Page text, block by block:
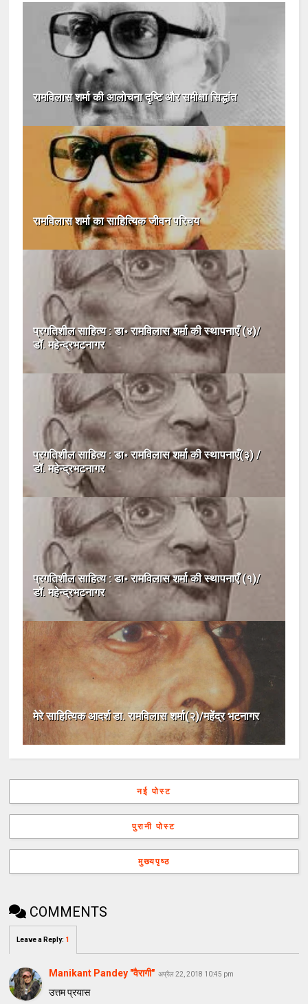
रामविलास शर्मा की आलोचना दृष्टि और समीक्षा सिद्धांत
रामविलास शर्मा का साहित्यिक जीवन परिचय
प्रगतिशील साहित्य : डा॰ रामविलास शर्मा की स्थापनाएँ (४)/
डॉ. महेन्द्रभटनागर
प्रगतिशील साहित्य : डा॰ रामविलास शर्मा की स्थापनाएँ(३) /
डॉ. महेन्द्रभटनागर
प्रगतिशील साहित्य : डा॰ रामविलास शर्मा की स्थापनाएँ (१)/
डॉ. महेन्द्रभटनागर
मेरे साहित्यिक आदर्श डा. रामविलास शर्मा(२)/महेंद्र भटनागर
नई पोस्ट
पुरानी पोस्ट
मुख्यपृष्ठ
COMMENTS
Leave a Reply: 1
Manikant Pandey "वैरागी" अप्रैल 22, 2018 10:45 pm
उत्तम प्रयास